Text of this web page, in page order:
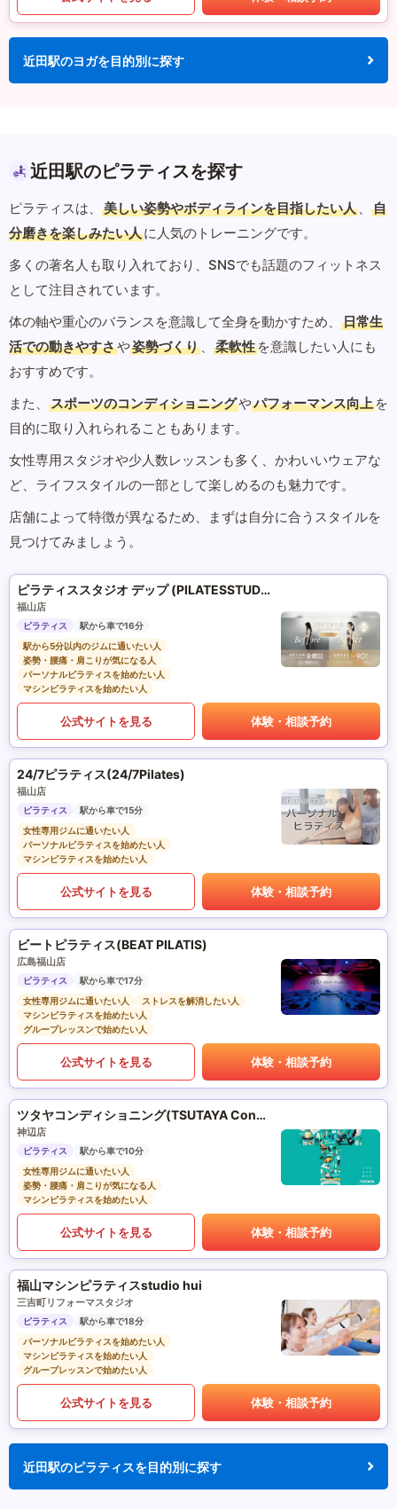
近田駅のヨガを目的別に探す
近田駅のピラティスを探す
ピラティスは、 美しい姿勢やボディラインを目指したい人 、
自
分磨きを楽しみたい人に人気のトレーニングです。
多くの著名人も取り入れており、SNSでも話題のフィットネス
として注目されています。
体の軸や重心のバランスを意識して全身を動かすため、
日常生
活での動きやすさや姿勢づくり 、 柔軟性 を意識したい人にも
おすすめです。
また、
スポーツのコンディショニングやパフォーマンス向上 を
目的に取り入れられることもあります。
女性専用スタジオや少人数レッスンも多く、かわいいウェアな
ど、ライフスタイルの一部として楽しめるのも魅力です。
店舗によって特徴が異なるため、まずは自分に合うスタイルを
見つけてみましょう。
ピラティススタジオ デップ (PILATESSTUDIO DEP)
福山店
ピラティス
駅から車で16分
駅から5分以内のジムに通いたい人
姿勢・腰痛・肩こりが気になる人
パーソナルピラティスを始めたい人
マシンピラティスを始めたい人
公式サイトを見る 体験・相談予約
24/7ピラティス(24/7Pilates)
福山店
ピラティス
駅から車で15分
女性専用ジムに通いたい人
パーソナルピラティスを始めたい人
マシンピラティスを始めたい人
公式サイトを見る 体験・相談予約
ビートピラティス(BEAT PILATIS)
広島福山店
ピラティス
駅から車で17分
女性専用ジムに通いたい人
ストレスを解消したい人
マシンピラティスを始めたい人
グループレッスンで始めたい人
公式サイトを見る 体験・相談予約
ツタヤコンディショニング(TSUTAYA Conditioning)PILATES
神辺店
ピラティス
駅から車で10分
女性専用ジムに通いたい人
姿勢・腰痛・肩こりが気になる人
マシンピラティスを始めたい人
公式サイトを見る 体験・相談予約
福山マシンピラティスstudio hui
三吉町リフォーマスタジオ
ピラティス
駅から車で18分
パーソナルピラティスを始めたい人
マシンピラティスを始めたい人
グループレッスンで始めたい人
公式サイトを見る 体験・相談予約
近田駅のピラティスを目的別に探す